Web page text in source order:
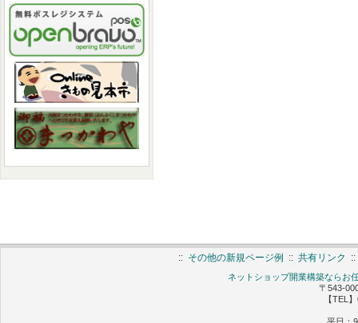
:: その他の新規ページ例 :: 共有リンク
ネットショップ開業構築ならお
〒543-
【TEL